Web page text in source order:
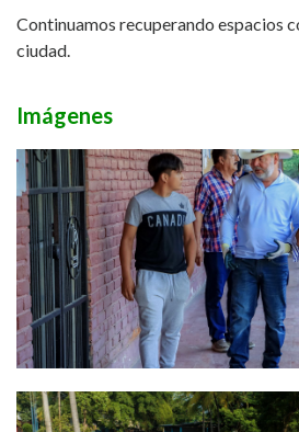
Continuamos recuperando espacios
ciudad.
Imágenes